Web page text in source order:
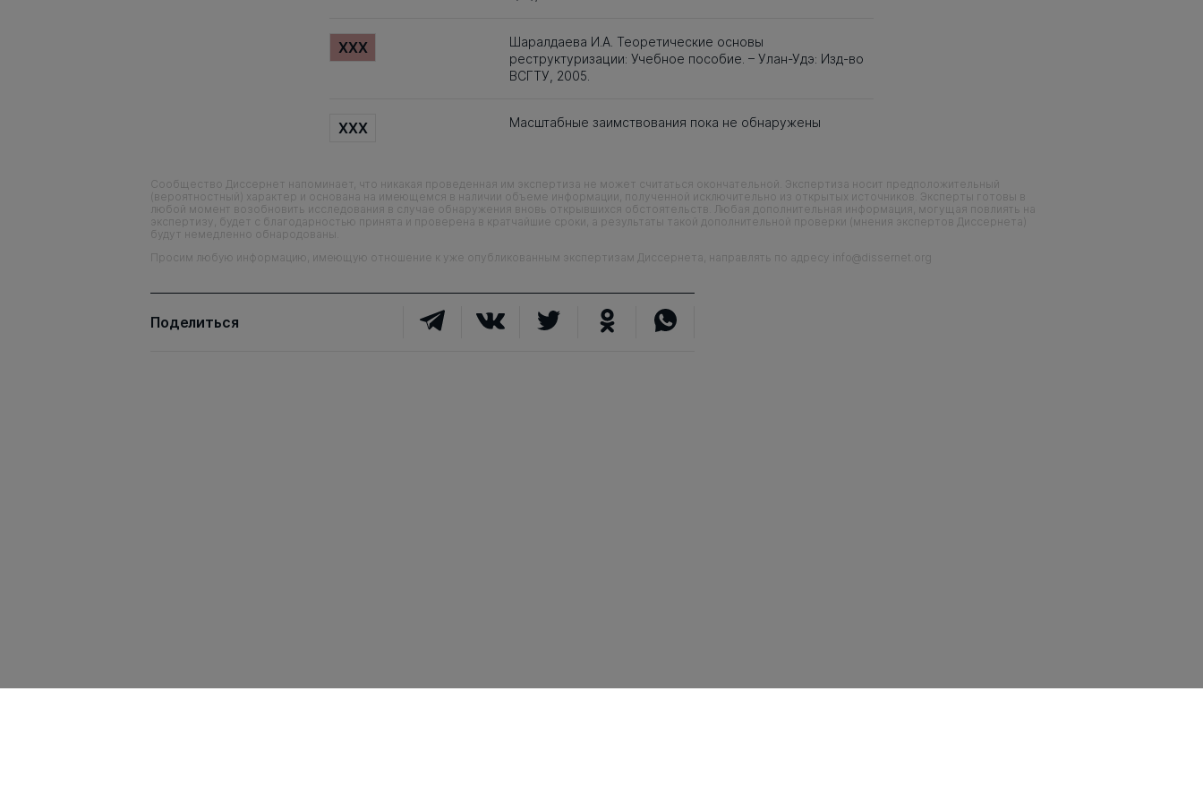
XXX
Шаралдаева И.А. Теоретические основы
реструктуризации: Учебное пособие. – Улан-Удэ: Изд-во
ВСГТУ, 2005.
XXX Масштабные заимствования пока не обнаружены
Сообщество Диссернет напоминает, что никакая проведенная им экспертиза не может считаться окончательной. Экспертиза носит предположительный
(вероятностный) характер и основана на имеющемся в наличии объеме информации, полученной исключительно из открытых источников. Эксперты готовы в
любой момент возобновить исследования в случае обнаружения вновь открывшихся обстоятельств. Любая дополнительная информация, могущая повлиять на
экспертизу, будет с благодарностью принята и проверена в кратчайшие сроки, а результаты такой дополнительной проверки (мнения экспертов Диссернета)
будут немедленно обнародованы.
Просим любую информацию, имеющую отношение к уже опубликованным экспертизам Диссернета, направлять по адресу info@dissernet.org
Поделиться